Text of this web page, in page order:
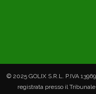
© 2025 GOLIX S.R.L. P.IVA
registrata presso il